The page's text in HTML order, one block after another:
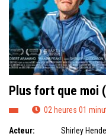
Plus fort que moi
02 heures 01
Acteur: Shirley